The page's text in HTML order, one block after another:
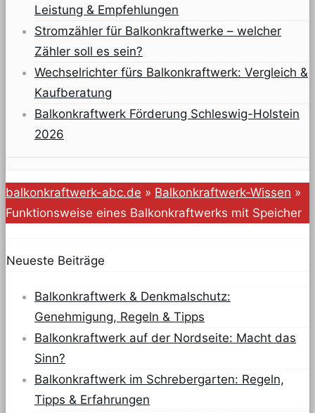
Leistung & Empfehlungen
Stromzähler für Balkonkraftwerke – welcher
Zähler soll es sein?
Wechselrichter fürs Balkonkraftwerk: Vergleich &
Kaufberatung
Balkonkraftwerk Förderung Schleswig-Holstein
2026
balkonkraftwerk-abc.de » Balkonkraftwerk-Wissen »
Funktionsweise eines Balkonkraftwerks mit Speicher
Neueste Beiträge
Balkonkraftwerk & Denkmalschutz:
Genehmigung, Regeln & Tipps
Balkonkraftwerk auf der Nordseite: Macht das
Sinn?
Balkonkraftwerk im Schrebergarten: Regeln,
Tipps & Erfahrungen